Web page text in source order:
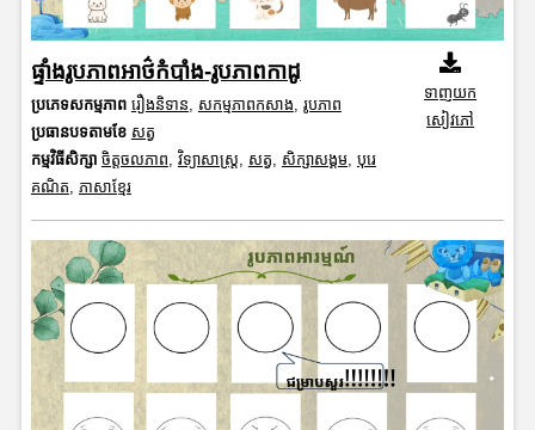
ផ្ទាំងរូបភាពអាថ៌កំបាំង-រូបភាពកាដូ
ប្រភេទសកម្មភាព រឿងនិទាន, សកម្មភាពកសាង, រូបភាព
ប្រធានបទតាមខែ សត្វ
កម្មវិធីសិក្សា ចិត្តចលភាព, វិទ្យាសាស្រ្ត, សត្វ, សិក្សាសង្គម, បុរេ
គណិត, ភាសាខ្មែរ
ទាញយក
សៀវភៅ